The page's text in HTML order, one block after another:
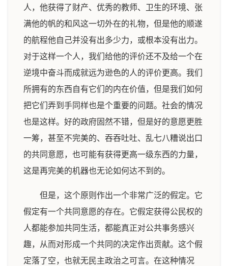
人，他获得了财产、优秀的教师、卫生的环境、张
满他的帆的和风这一切外在的礼物，但是他的顺遂
的航程他自己并没有出多少力，或根本没有出力。
对于这样一个人，我们给他的评价还不及给一个在
逆境中奋斗而成就远为逊色的人的评价更高。我们
所拥有的东西自有它们的内在价值，但是我们如何
把它们弄到手同样也是个重要的问题。社会的情况
也是这样。好的政府固然不错，但是好的意愿更胜
一筹，甚至不完美的、吞吞吐吐、乱七八糟说出口
的共同意愿，也可能有获得更高一级东西的力量，
这是再完美的机器也无论如何达不到的。
但是，这个原则作出一个非常广泛的假定。它
假定有一个共同意愿的存在。它假定获得公民权的
人都能参加共同生活，都能真正对公共事务感兴
趣，从而对形成一个共同的决定作出贡献。这个假
定落了空，也就无民主政治之可言。在这种情况